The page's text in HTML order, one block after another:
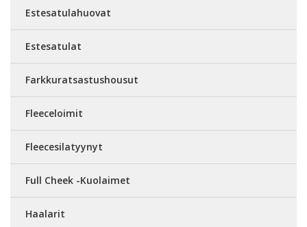
Estesatulahuovat
Estesatulat
Farkkuratsastushousut
Fleeceloimit
Fleecesilatyynyt
Full Cheek -Kuolaimet
Haalarit